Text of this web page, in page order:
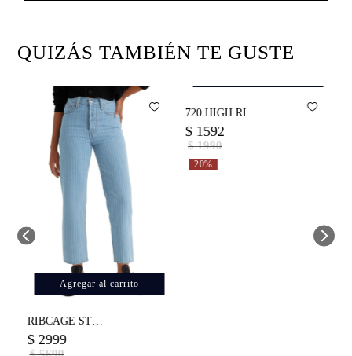
QUIZÁS TAMBIÉN TE GUSTE
para Mujer
Agregar al carrito
Jean Levi's ® Ribcage Straight Ankle The Stripe Is Right para
$ 2999
$ 5690
Jean Levi's ® 720 High Rise
$ 1592
$ 1990
20%